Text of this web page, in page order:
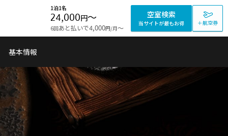
1泊1名
24,000円〜
6回あと払いで4,000円/月〜
空室検索
当サイトが最もお得 ＋航空券
基本情報